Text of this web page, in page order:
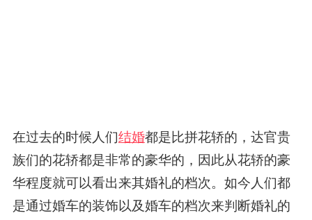
在过去的时候人们结婚都是比拼花轿的，达官贵
族们的花轿都是非常的豪华的，因此从花轿的豪
华程度就可以看出来其婚礼的档次。如今人们都
是通过婚车的装饰以及婚车的档次来判断婚礼的